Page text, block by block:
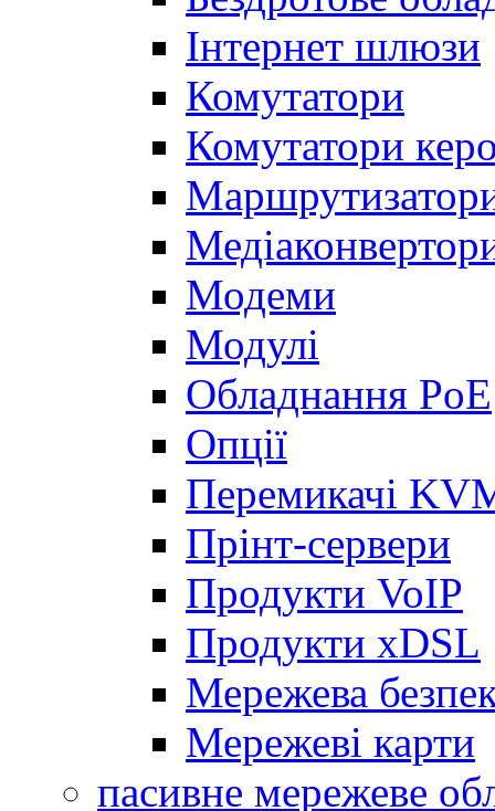
Інтернет шлюзи
Комутатори
Комутатори
Модеми
Модулі
Обладнання PoE
Опції
Перемикачі
Прінт-сервери
Продукти VoIP
Продукти xDSL
Мережева
Мережеві карти
пасивне мережеве